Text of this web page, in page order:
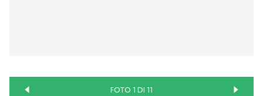
FOTO 1 DI 11